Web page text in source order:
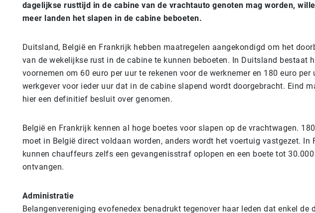
dagelijkse rusttijd in de cabine van de vrachtauto genoten mag worden,
meer landen het slapen in de cabine beboeten.
Duitsland, België en Frankrijk hebben maatregelen aangekondigd om het
van de wekelijkse rust in de cabine te kunnen beboeten. In Duitsland bestaat
voornemen om 60 euro per uur te rekenen voor de werknemer en 180 euro per
werkgever voor ieder uur dat in de cabine slapend wordt doorgebracht. Eind
hier een definitief besluit over genomen.
België en Frankrijk kennen al hoge boetes voor slapen op de vrachtwagen.
moet in België direct voldaan worden, anders wordt het voertuig vastgezet. In
kunnen chauffeurs zelfs een gevangenisstraf oplopen en een boete tot
ontvangen.
Administratie
Belangenvereniging evofenedex benadrukt tegenover haar leden dat enkel de